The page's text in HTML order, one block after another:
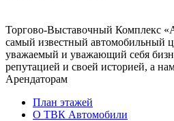
Торгово-Выставочный
самый известный автомобильный
уважаемый и уважающий себя
репутацией и своей историей, а
Арендаторам
План этажей
О ТВК Автомобили